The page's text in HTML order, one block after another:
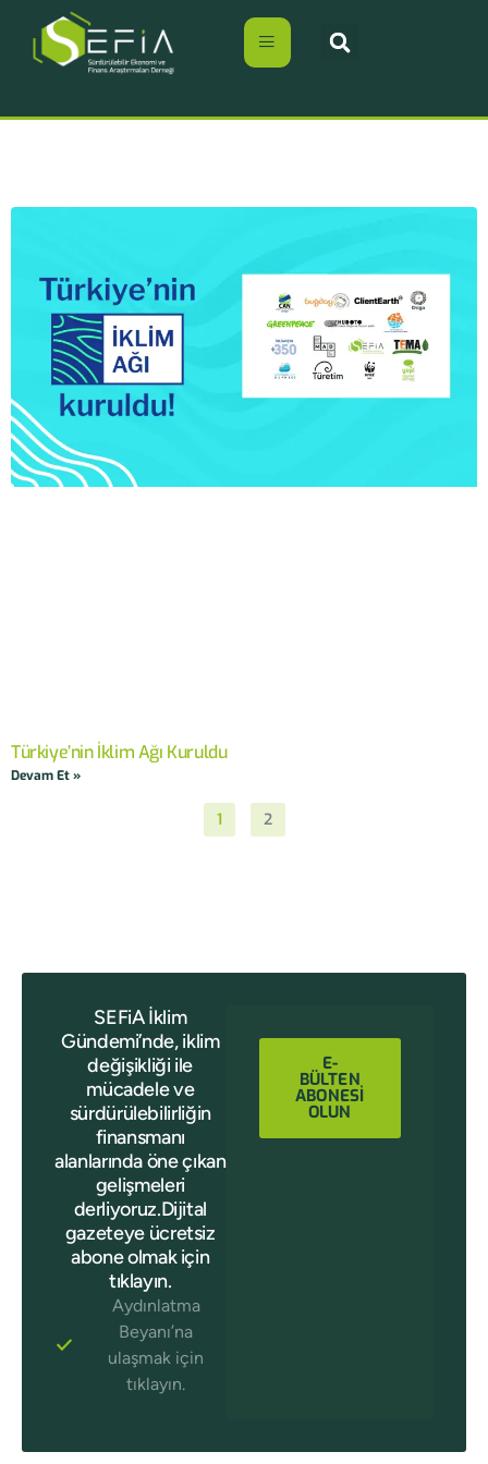
Türkiye’nin İklim Ağı Kuruldu
Devam Et »
1 2
SEFiA İklim
Gündemi’nde, iklim
değişikliği ile
mücadele ve
sürdürülebilirliğin
finansmanı
alanlarında öne çıkan
gelişmeleri
derliyoruz.Dijital
gazeteye ücretsiz
abone olmak için
tıklayın.
Aydınlatma
Beyanı’na
ulaşmak için
tıklayın.
E-
BÜLTEN
ABONESİ
OLUN